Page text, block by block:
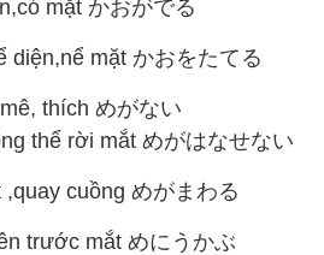
mặt かおがでる
diện,nể mặt かおをたてる
thích めがない
thể rời mắt めがはなせない
cuồng めがまわる
trước mắt めにうかぶ